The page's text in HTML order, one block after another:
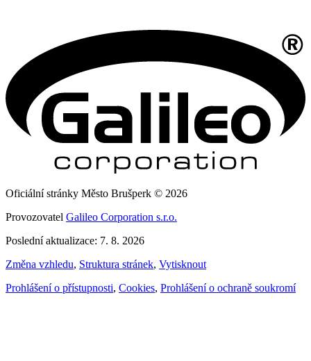
Oficiální stránky Město Brušperk © 2026
Provozovatel Galileo Corporation s.r.o.
Poslední aktualizace: 7. 8. 2026
Změna vzhledu, Struktura stránek, Vytisknout
Prohlášení o přístupnosti, Cookies, Prohlášení o ochraně soukromí